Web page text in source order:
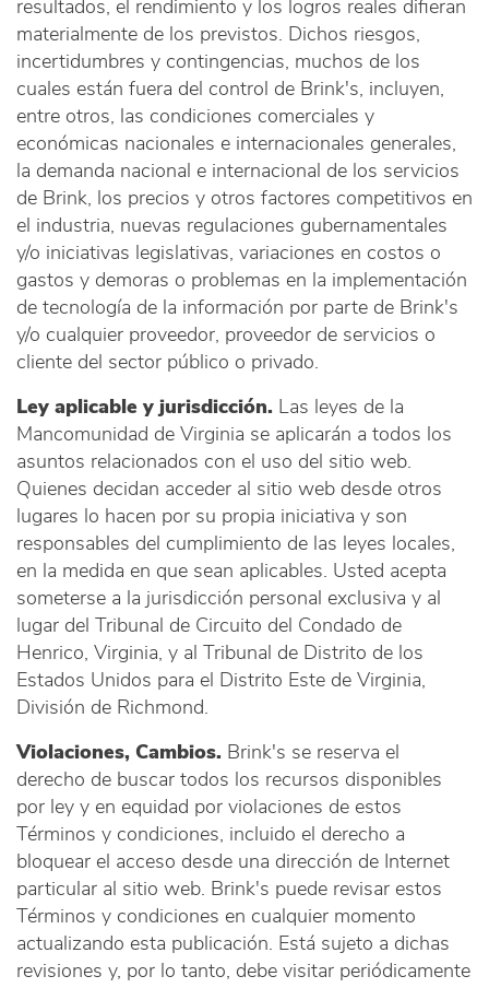
resultados, el rendimiento y los logros reales difieran
materialmente de los previstos. Dichos riesgos,
incertidumbres y contingencias, muchos de los
cuales están fuera del control de Brink's, incluyen,
entre otros, las condiciones comerciales y
económicas nacionales e internacionales generales,
la demanda nacional e internacional de los servicios
de Brink, los precios y otros factores competitivos en
el industria, nuevas regulaciones gubernamentales
y/o iniciativas legislativas, variaciones en costos o
gastos y demoras o problemas en la implementación
de tecnología de la información por parte de Brink's
y/o cualquier proveedor, proveedor de servicios o
cliente del sector público o privado.
Ley aplicable y jurisdicción. Las leyes de la
Mancomunidad de Virginia se aplicarán a todos los
asuntos relacionados con el uso del sitio web.
Quienes decidan acceder al sitio web desde otros
lugares lo hacen por su propia iniciativa y son
responsables del cumplimiento de las leyes locales,
en la medida en que sean aplicables. Usted acepta
someterse a la jurisdicción personal exclusiva y al
lugar del Tribunal de Circuito del Condado de
Henrico, Virginia, y al Tribunal de Distrito de los
Estados Unidos para el Distrito Este de Virginia,
División de Richmond.
Violaciones, Cambios. Brink's se reserva el
derecho de buscar todos los recursos disponibles
por ley y en equidad por violaciones de estos
Términos y condiciones, incluido el derecho a
bloquear el acceso desde una dirección de Internet
particular al sitio web. Brink's puede revisar estos
Términos y condiciones en cualquier momento
actualizando esta publicación. Está sujeto a dichas
revisiones y, por lo tanto, debe visitar periódicamente